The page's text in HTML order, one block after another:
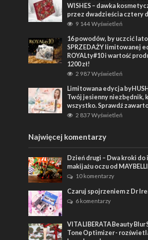
WISHES – dawka
przez dwadzieścia cztery
9 144 Wyświetleń
16 powodów, by uczcić
SPRZEDAŻY limitowanej
ROYALty#10 i wartość
1200 zł!
2 987 Wyświetleń
Limitowana edycja
Twój jesienny niezbędnik,
wszystko. Sprawdź
2 837 Wyświetleń
Najwięcej komentarzy
Dzień drugi – Dwa kroki
makijażu oczu od
10 komentarzy
Czaruj spojrzeniem z Dr
6 komentarzy
VITA LIBERATA Beauty Blur
Tone Optimizer -